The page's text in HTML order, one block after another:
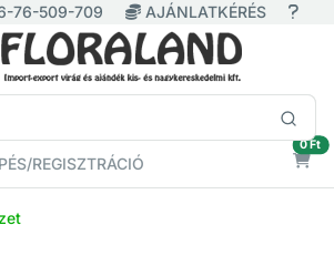
76-509-709 AJÁNLATKÉRÉS
REGISZTRÁCIÓ
0 Ft